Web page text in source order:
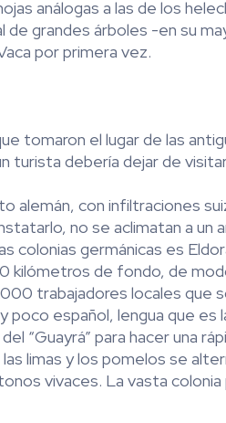
análogas a las de los
de grandes árboles -en su
por primera vez.
tomaron el lugar de las
turista debería dejar de
alemán, con infiltraciones
no se aclimatan a
colonias germánicas es
kilómetros de fondo, de
trabajadores locales que
poco español, lengua que
“Guayrá” para hacer una
limas y los pomelos se
vivaces. La vasta